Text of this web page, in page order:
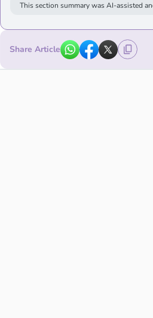
This section summary was AI-assisted
Share Article